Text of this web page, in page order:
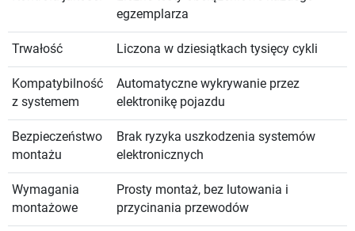
egzemplarza
Trwałość Liczona w dziesiątkach tysięcy cykli
Kompatybilność
z systemem
Automatyczne wykrywanie przez
elektronikę pojazdu
Bezpieczeństwo
montażu
Brak ryzyka uszkodzenia systemów
elektronicznych
Wymagania
montażowe
Prosty montaż, bez lutowania i
przycinania przewodów